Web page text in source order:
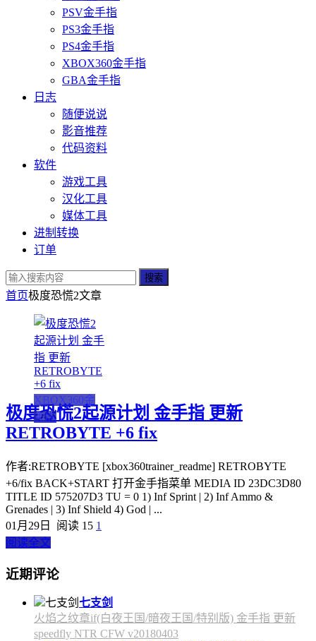
PSV金手指
PS3金手指
PS4金手指
XBOX360金手指
GBA金手指
日志
随便说说
影音推荐
代码资料
软件
游戏工具
汉化工具
媒体工具
进制转换
订单
搜索
首页极度恐慌2文章
XBOX360金
手指
极度恐慌2起源计划 金手指 更新
RETROBYTE +6 fix
作者:RETROBYTE [xbox360trainer_readme] RETROBYTE
+6/fix BACK+START 打开金手指菜单 MEDIA ID 23DC3D80
TITLE ID 575207D3 TU = 0 1) Inf Sprint | 2) Inf Ammo &
Grenades | 3) Inf Shield 4) God | ...
01月29日
阅读 15 1
阅读全文
近期评论
七支剑
火焰之纹章if(白夜王国/暗夜王国/特别版) 金手指 更新
speedfly NTR CFW v20180403